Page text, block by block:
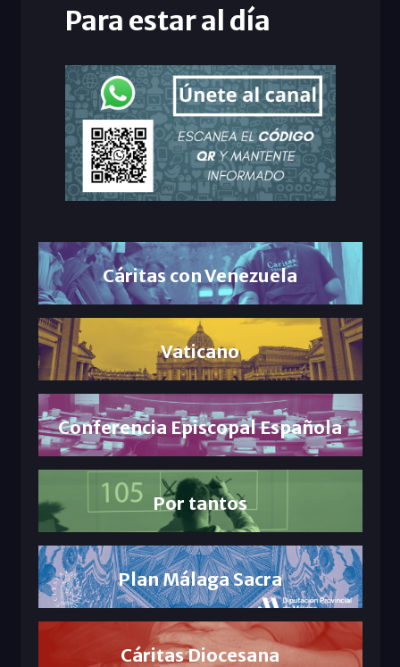
Para estar al día
Cáritas con Venezuela
Vaticano
Conferencia Episcopal Española
Por tantos
Plan Málaga Sacra
Cáritas Diocesana